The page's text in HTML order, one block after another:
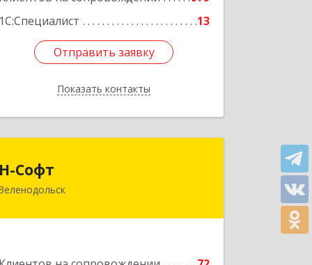
1С:Специалист
13
Отправить заявку
Показать контакты
Отправить заявку
Назад
Н-Софт
422521, Татарстан Респ (Татарстан),
Подробнее